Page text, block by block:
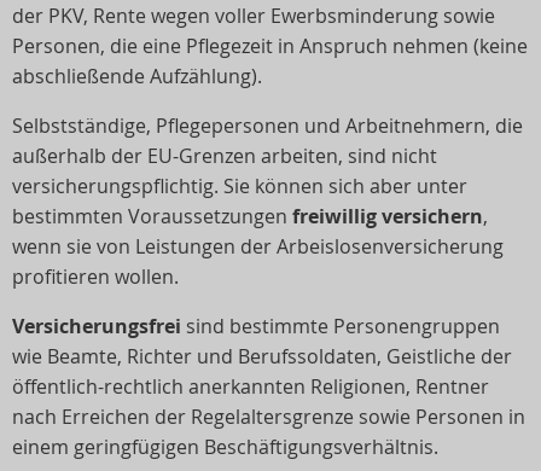
der PKV, Rente wegen voller Ewerbsminderung sowie
Personen, die eine Pflegezeit in Anspruch nehmen (keine
abschließende Aufzählung).
Selbstständige, Pflegepersonen und Arbeitnehmern, die
außerhalb der EU-Grenzen arbeiten, sind nicht
versicherungspflichtig. Sie können sich aber unter
bestimmten Voraussetzungen freiwillig versichern,
wenn sie von Leistungen der Arbeislosenversicherung
profitieren wollen.
Versicherungsfrei sind bestimmte Personengruppen
wie Beamte, Richter und Berufssoldaten, Geistliche der
öffentlich-rechtlich anerkannten Religionen, Rentner
nach Erreichen der Regelaltersgrenze sowie Personen in
einem geringfügigen Beschäftigungsverhältnis.